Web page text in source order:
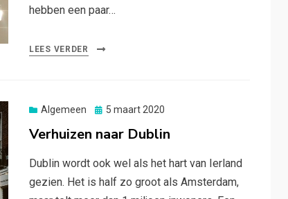
hebben een paar…
LEES VERDER
Algemeen
Posted
5 maart 2020
Verhuizen naar Dublin
Dublin wordt ook wel als het hart van Ierland
gezien. Het is half zo groot als Amsterdam,